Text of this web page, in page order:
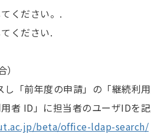
ください。.
ください.
）
「前年度の申請」の「継続利
者 ID」に担当者のユーザIDを
beta/office-ldap-search/